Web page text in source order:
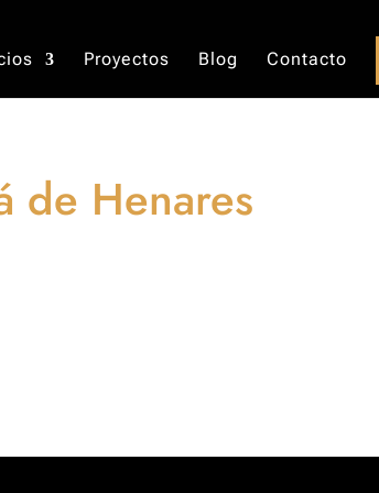
Proyectos Blog Contacto
de Henares